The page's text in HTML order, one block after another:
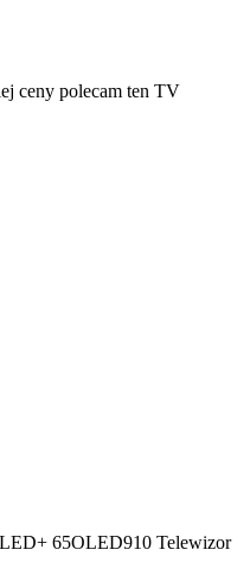
ceny polecam ten TV
65OLED910 Telewizor